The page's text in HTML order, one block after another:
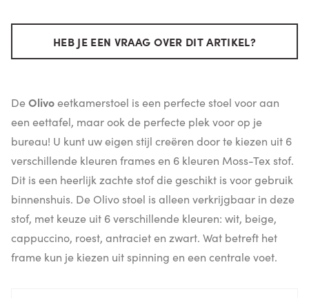
HEB JE EEN VRAAG OVER DIT ARTIKEL?
DeOlivoeetkamerstoel is een perfecte stoel voor aan
een eettafel, maar ook de perfecte plek voor op je
bureau! U kunt uw eigen stijl creëren door te kiezen uit 6
verschillende kleuren frames en 6 kleuren Moss-Tex stof.
Dit is een heerlijk zachte stof die geschikt is voor gebruik
binnenshuis. De Olivo stoel is alleen verkrijgbaar in deze
stof, met keuze uit 6 verschillende kleuren: wit, beige,
cappuccino, roest, antraciet en zwart. Wat betreft het
frame kun je kiezen uit spinning en een centrale voet.